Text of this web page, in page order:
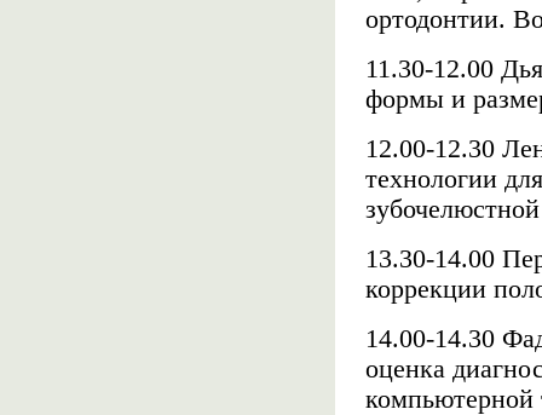
ортодонтии.
11.30-12.00
формы и
12.00-12.30
технологии
13.30-14.00
коррекции
14.00-14.30
оценка
компьютерной